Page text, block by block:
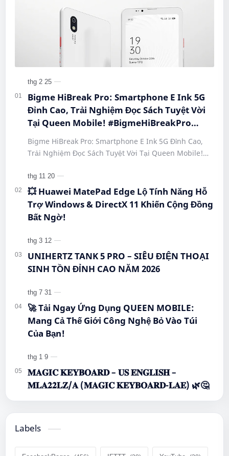
Bigme HiBreak Pro: Smartphone E Ink 5G
Đỉnh Cao, Trải Nghiệm Đọc Sách Tuyệt Vời
Tại Queen Mobile! #BigmeHiBreakPro
#SmartphoneEInk #QueenMobile
#HiBreakPro5G #DienThoaiDocSach
#CongNgheMoi #MuaSamThongMinh
#EInkPhone #5GSmartphone
Bigme HiBreak Pro: Smartphone E Ink 5G Đỉnh Cao,
Trải Nghiệm Đọc Sách Tuyệt Vời Tại Queen Mobile!
#Hi…
💥 Huawei MatePad Edge Lộ Tính Năng Hỗ
Trợ Windows & DirectX 11 Khiến Cộng Đồng
Bất Ngờ!
UNIHERTZ TANK 5 PRO – SIÊU ĐIỆN THOẠI
SINH TỒN ĐỈNH CAO NĂM 2026
🚀 Tải Ngay Ứng Dụng QUEEN MOBILE:
Mang Cả Thế Giới Công Nghệ Bỏ Vào Túi
Của Bạn!
𝐌𝐀𝐆𝐈𝐂 𝐊𝐄𝐘𝐁𝐎𝐀𝐑𝐃 – 𝐔𝐒 𝐄𝐍𝐆𝐋𝐈𝐒𝐇 –
𝐌𝐋𝐀𝟐𝟐𝐋𝐙/𝐀 (𝐌𝐀𝐆𝐈𝐂 𝐊𝐄𝐘𝐁𝐎𝐀𝐑𝐃-𝐋𝐀𝐄) 🌿🤔
Labels